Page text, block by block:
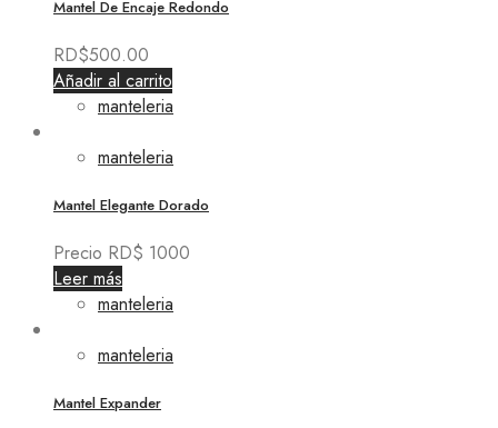
Mantel De Encaje Redondo
RD$500.00
Añadir al carrito
manteleria
manteleria
Mantel Elegante Dorado
Precio RD$ 1000
Leer más
manteleria
manteleria
Mantel Expander